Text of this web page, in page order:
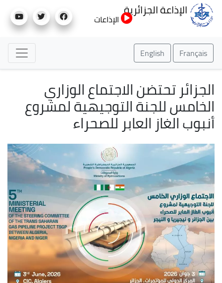
إلى
الإذاعة الجزائرية
الإذاعات
Français
English
الجزائر تحتضن الاجتماع الوزاري
الخامس للجنة التوجيهية لمشروع
أنبوب الغاز العابر للصحراء